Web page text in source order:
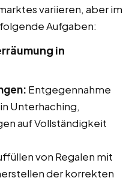
variieren, aber im
Aufgaben:
in
Entgegennahme
Unterhaching,
auf Vollständigkeit
von Regalen mit
der korrekten